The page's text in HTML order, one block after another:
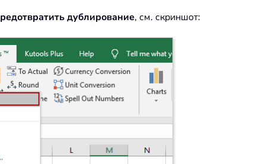
дублирование, см. скриншот: